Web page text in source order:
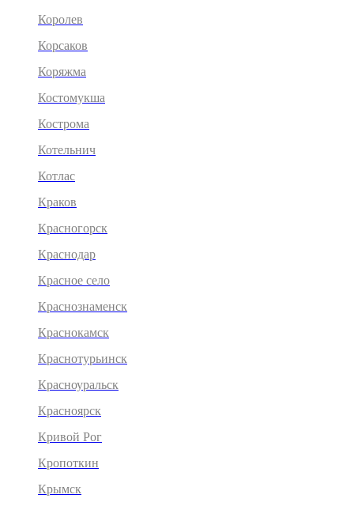
Королев
Корсаков
Коряжма
Костомукша
Кострома
Котельнич
Котлас
Краков
Красногорск
Краснодар
Красное село
Краснознаменск
Краснокамск
Краснотурьинск
Красноуральск
Красноярск
Кривой Рог
Кропоткин
Крымск